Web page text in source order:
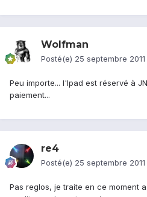
Wolfman
Posté(e) 25 septembre 2011
Peu importe... l'Ipad est réservé à
paiement...
re4
Posté(e) 25 septembre 2011
Pas reglos, je traite en ce moment